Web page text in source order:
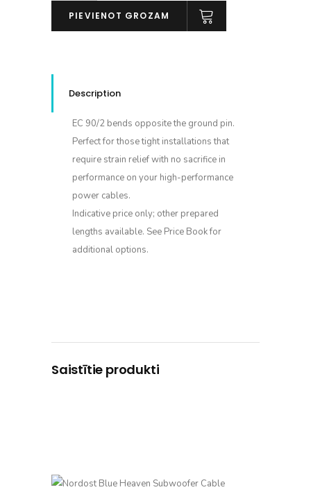
90°/2
daudzums
PIEVIENOT GROZAM
Description
EC 90/2 bends opposite the ground pin.
Perfect for those tight installations that
require strain relief with no sacrifice in
performance on your high-performance
power cables.
Indicative price only; other prepared
lengths available. See Price Book for
additional options.
Saistītie produkti